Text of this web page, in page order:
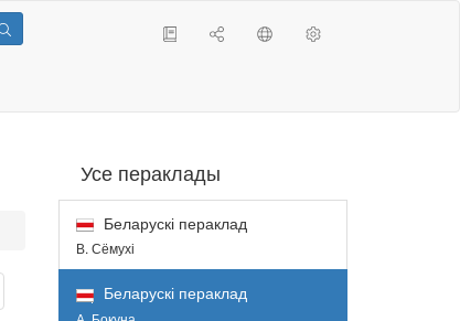
Усе пераклады
Беларускі пераклад
В. Сёмухі
Беларускі пераклад